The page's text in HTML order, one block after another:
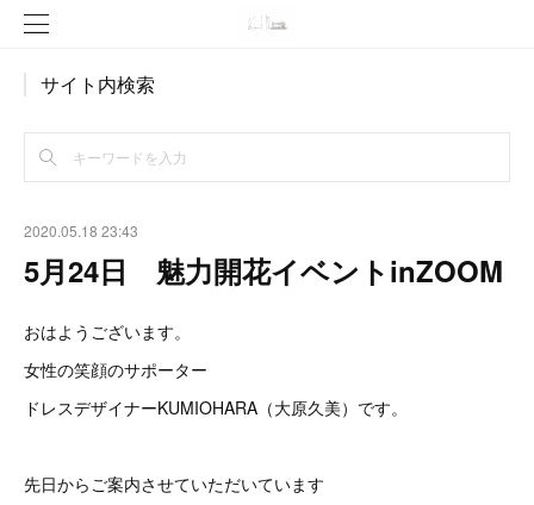
サイト内検索
2020.05.18 23:43
5月24日 魅力開花イベントinZOOM
おはようございます。
女性の笑顔のサポーター
ドレスデザイナーKUMIOHARA（大原久美）です。
先日からご案内させていただいています